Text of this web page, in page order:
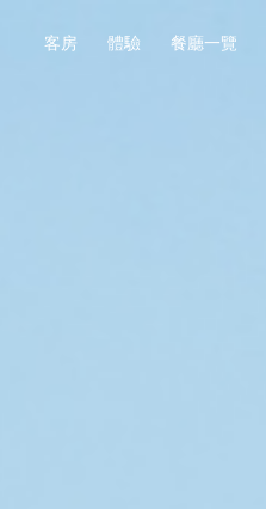
客房 體驗 餐廳一覽